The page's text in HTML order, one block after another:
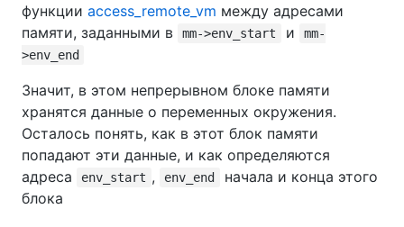
функции access_remote_vm между адресами
памяти, заданными в
mm->env_start и
mm-
>env_end
Значит, в этом непрерывном блоке памяти
хранятся данные о переменных окружения.
Осталось понять, как в этот блок памяти
попадают эти данные, и как определяются
адреса
env_start , env_end
начала и конца этого
блока